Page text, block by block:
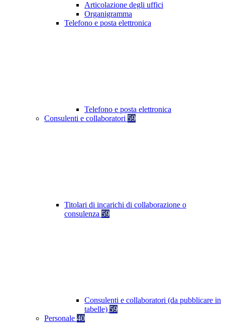
Articolazione degli uffici
Organigramma
Telefono e posta elettronica
Telefono e posta elettronica
Consulenti e collaboratori 59
Titolari di incarichi di collaborazione o
consulenza 59
Consulenti e collaboratori (da pubblicare in
tabelle) 59
Personale 40